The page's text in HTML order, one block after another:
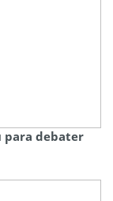
para debater